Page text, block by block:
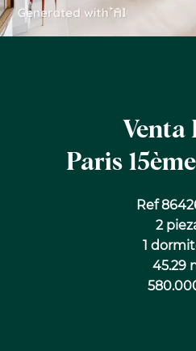
Venta
Paris
Ref
2
1
45.29